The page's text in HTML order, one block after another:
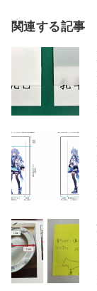
関連する記事